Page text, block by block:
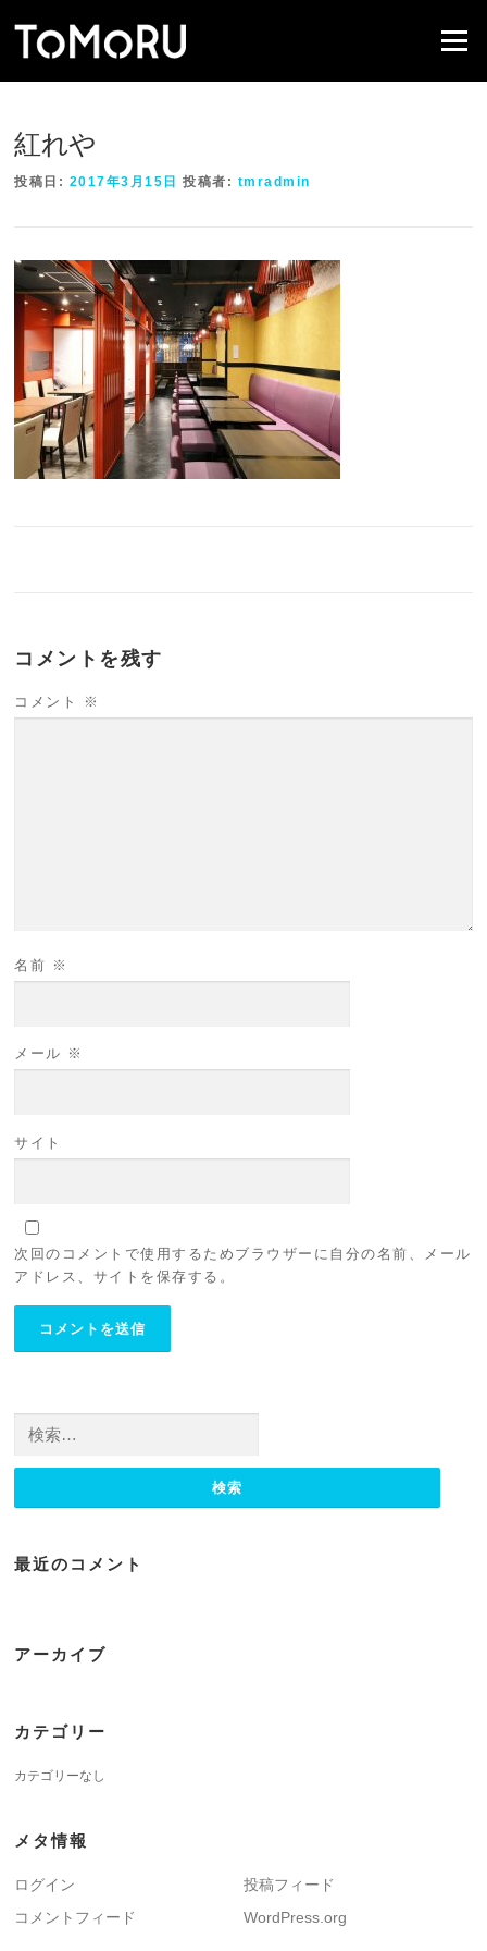
ン
メニュー
紅れや
投稿日: 2017年3月15日 投稿者: tmradmin
コメントを残す
コメント ※
名前 ※
メール ※
サイト
次回のコメントで使用するためブラウザーに自分の名前、メール
アドレス、サイトを保存する。
最近のコメント
アーカイブ
カテゴリー
カテゴリーなし
メタ情報
ログイン
投稿フィード
コメントフィード
WordPress.org